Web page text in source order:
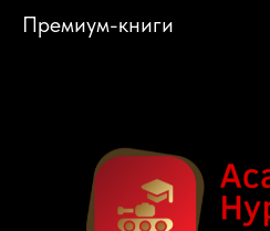
Премиум-книги